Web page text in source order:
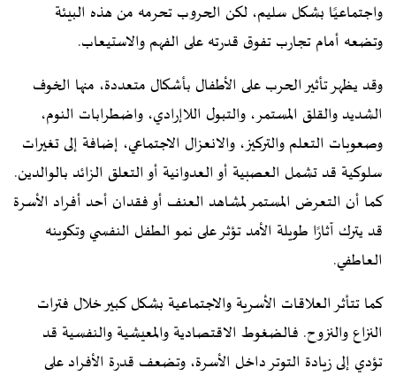
واجتماعيًا بشكل سليم، لكن الحروب تحرمه من هذه البيئة
وتضعه أمام تجارب تفوق قدرته على الفهم والاستيعاب.
وقد يظهر تأثير الحرب على الأطفال بأشكال متعددة، منها الخوف
الشديد والقلق المستمر، والتبول اللاإرادي، واضطرابات النوم،
وصعوبات التعلم والتركيز، والانعزال الاجتماعي، إضافة إلى تغيرات
سلوكية قد تشمل العصبية أو العدوانية أو التعلق الزائد بالوالدين.
كما أن التعرض المستمر لمشاهد العنف أو فقدان أحد أفراد الأسرة
قد يترك آثارًا طويلة الأمد تؤثر على نمو الطفل النفسي وتكوينه
العاطفي.
كما تتأثر العلاقات الأسرية والاجتماعية بشكل كبير خلال فترات
النزاع والنزوح. فالضغوط الاقتصادية والمعيشية والنفسية قد
تؤدي إلى زيادة التوتر داخل الأسرة، وتضعف قدرة الأفراد على